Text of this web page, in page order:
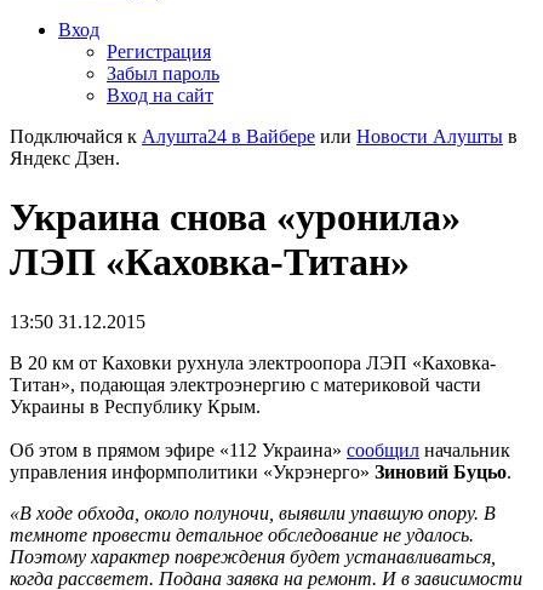
Вход
Регистрация
Забыл пароль
Вход на сайт
Подключайся к Алушта24 в Вайбере или Новости Алушты в
Яндекс Дзен.
Украина снова «уронила»
ЛЭП «Каховка-Титан»
13:50 31.12.2015
В 20 км от Каховки рухнула электроопора ЛЭП «Каховка-
Титан», подающая электроэнергию с материковой части
Украины в Республику Крым.
Об этом в прямом эфире «112 Украина» сообщил начальник
управления информполитики «Укрэнерго» Зиновий Буцьо.
«В ходе обхода, около полуночи, выявили упавшую опору. В
темноте провести детальное обследование не удалось.
Поэтому характер повреждения будет устанавливаться,
когда рассветет. Подана заявка на ремонт. И в зависимости